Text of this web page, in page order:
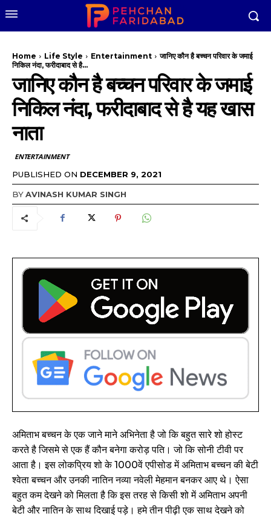
Home Life Style Entertainment
जानिए कौन है बच्चन परिवार के जमाई
निकिल नंदा, फरीदाबाद से है...
जानिए कौन है बच्चन परिवार के जमाई
निकिल नंदा, फरीदाबाद से है यह खास
नाता
ENTERTAINMENT
PUBLISHED ON DECEMBER 9, 2021
BYAVINASH KUMAR SINGH
अमिताभ बच्चन के एक जाने माने अभिनेता है जो कि बहुत सारे शो होस्ट
करते है जिसमे से एक हैं कौन बनेगा करोड़ पति। जो कि सोनी टीवी पर
आता है। इस लोकप्रिय शो के 1000वें एपीसोड में अमिताभ बच्चन की बेटी
श्वेता बच्चन और उनकी नातिन नव्या नवेली मेहमान बनकर आए थे। ऐसा
बहुत कम देखने को मिलता है कि इस तरह से किसी शो में अमिताभ अपनी
बेटी और नातिन के साथ दिखाई पड़े। हमे तीन पीढ़ी एक साथ देखने को